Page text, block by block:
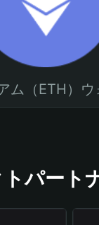
ム（ETH）ウ
パート